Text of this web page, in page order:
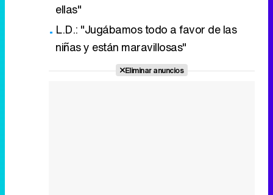
ellas"
L.D.: "Jugábamos todo a favor de las
niñas y están maravillosas"
Eliminar anuncios